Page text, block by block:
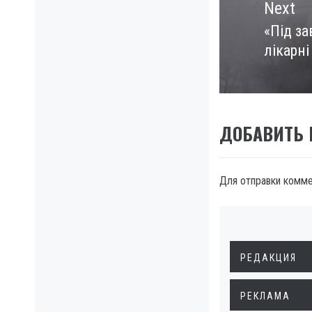
Next
Next
post:
«Під
ДОБАВИТЬ
Для отправки
РЕДАКЦИЯ
РЕКЛАМА